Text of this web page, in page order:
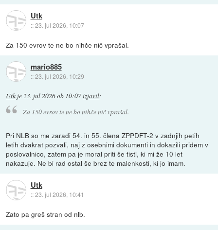
Utk
::23. jul 2026, 10:07
Za 150 evrov te ne bo nihče nič vprašal.
mario885
::23. jul 2026, 10:29
Utk je 23. jul 2026 ob 10:07izjavil:
Za 150 evrov te ne bo nihče nič vprašal.
Pri NLB so me zaradi 54. in 55. člena ZPPDFT‑2 v zadnjih petih
letih dvakrat pozvali, naj z osebnimi dokumenti in dokazili pridem v
poslovalnico, zatem pa je moral priti še tisti, ki mi že 10 let
nakazuje. Ne bi rad ostal še brez te malenkosti, ki jo imam.
Utk
::23. jul 2026, 10:41
Zato pa greš stran od nlb.